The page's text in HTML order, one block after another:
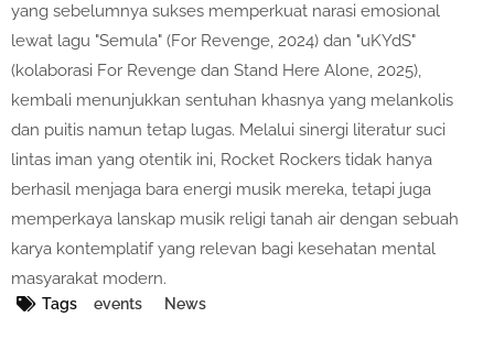
yang sebelumnya sukses memperkuat narasi emosional
lewat lagu "Semula" (For Revenge, 2024) dan "uKYdS"
(kolaborasi For Revenge dan Stand Here Alone, 2025),
kembali menunjukkan sentuhan khasnya yang melankolis
dan puitis namun tetap lugas. Melalui sinergi literatur suci
lintas iman yang otentik ini, Rocket Rockers tidak hanya
berhasil menjaga bara energi musik mereka, tetapi juga
memperkaya lanskap musik religi tanah air dengan sebuah
karya kontemplatif yang relevan bagi kesehatan mental
masyarakat modern.
Tags events News